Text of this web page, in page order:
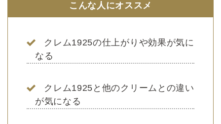
こんな人にオススメ
クレム1925の仕上がりや効果が気に
なる
クレム1925と他のクリームとの違い
が気になる